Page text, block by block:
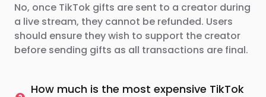
No, once TikTok gifts are sent to a creator during
a live stream, they cannot be refunded. Users
should ensure they wish to support the creator
before sending gifts as all transactions are final.
How much is the most expensive TikTok